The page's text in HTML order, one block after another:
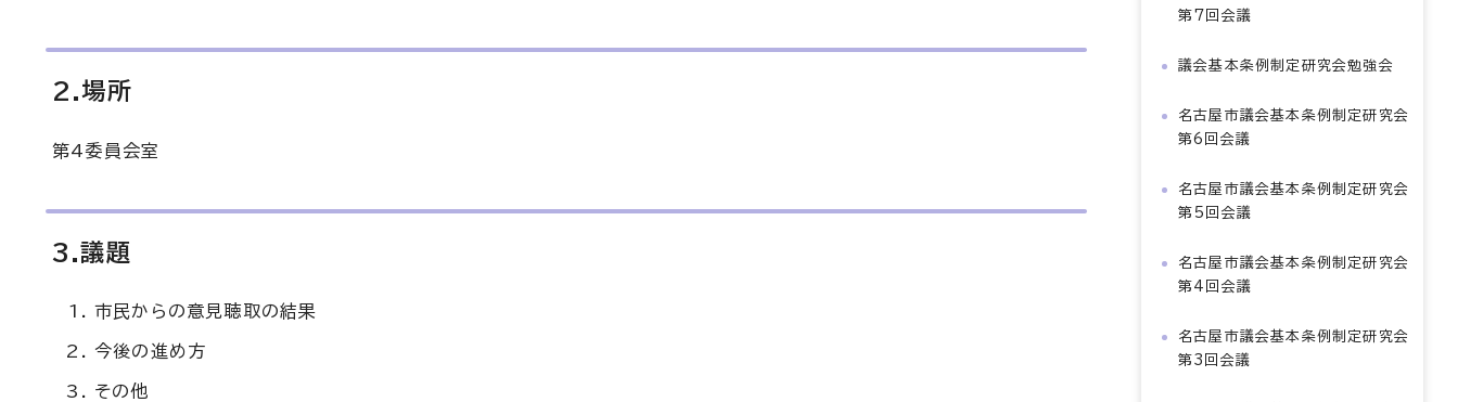
2.場所
第4委員会室
3.議題
市民からの意見聴取の結果
今後の進め方
その他
第7回会議
議会基本条例制定研究会勉強会
名古屋市議会基本条例制定研究会
第6回会議
名古屋市議会基本条例制定研究会
第5回会議
名古屋市議会基本条例制定研究会
第4回会議
名古屋市議会基本条例制定研究会
第3回会議